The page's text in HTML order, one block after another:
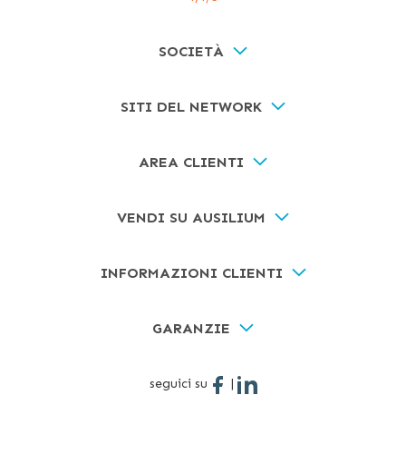
SOCIETÀ
SITI DEL NETWORK
AREA CLIENTI
VENDI SU AUSILIUM
INFORMAZIONI CLIENTI
GARANZIE
seguici su |